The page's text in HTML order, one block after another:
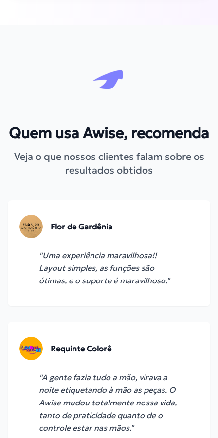
Quem usa Awise, recomenda
Veja o que nossos clientes falam sobre os
resultados obtidos
Flor de Gardênia
"Uma experiência maravilhosa!!
Layout simples, as funções são
ótimas, e o suporte é maravilhoso."
Requinte Colorê
"A gente fazia tudo a mão, virava a
noite etiquetando à mão as peças. O
Awise mudou totalmente nossa vida,
tanto de praticidade quanto de o
controle estar nas mãos."